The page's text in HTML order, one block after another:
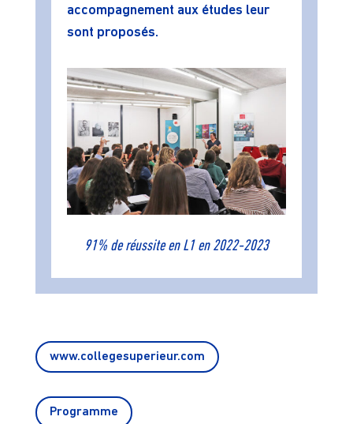
accompagnement aux études leur
sont proposés.
91% de réussite en L1 en 2022-2023
www.collegesuperieur.com
Programme